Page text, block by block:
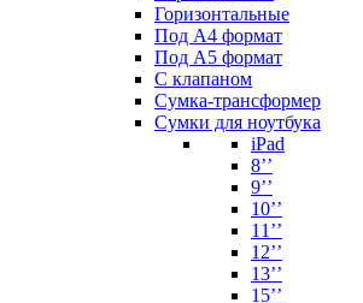
Горизонтальные
Под А4 формат
Под А5 формат
С клапаном
Сумка-трансформер
Сумки для ноутбука
iPad
8’’
9’’
10’’
11’’
12’’
13’’
15’’